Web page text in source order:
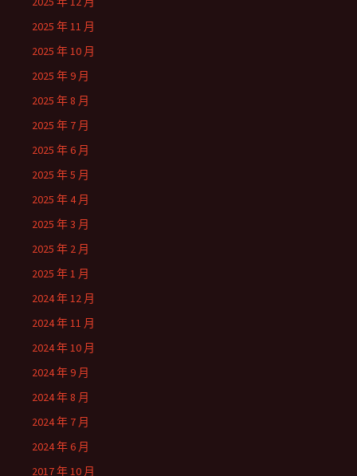
2025 年 11 月
2025 年 10 月
2025 年 9 月
2025 年 8 月
2025 年 7 月
2025 年 6 月
2025 年 5 月
2025 年 4 月
2025 年 3 月
2025 年 2 月
2025 年 1 月
2024 年 12 月
2024 年 11 月
2024 年 10 月
2024 年 9 月
2024 年 8 月
2024 年 7 月
2024 年 6 月
2017 年 10 月